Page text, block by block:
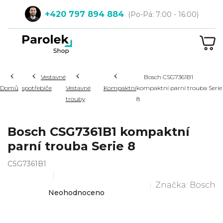
obsah
+420 797 894 884
Hledat
Domů
Vestavné
spotřebiče
Vestavné
trouby
Kompaktní
Bosch CSG7361B1
kompaktní parní trouba Serie
8
Bosch CSG7361B1 kompaktní
parní trouba Serie 8
CSG7361B1
hodnocení
Neohodnoceno
Značka: Bosch